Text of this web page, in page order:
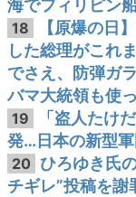
海でフィリピン
18
【原爆の日
した総理がこれ
でさえ、防弾ガ
バマ大統領も使
19
「盗人たけ
発…日本の新型軍
20 ひろゆき氏
チギレ”投稿を